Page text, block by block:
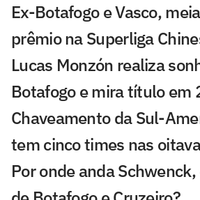
Ex-Botafogo e Vasco,
prêmio na Superliga
Lucas Monzón realiza
Botafogo e mira título em
Chaveamento da Sul-
tem cinco times nas
Por onde anda